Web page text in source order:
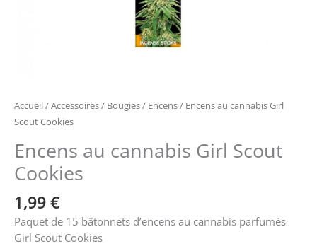
Accueil/Accessoires/ Bougies / Encens/ Encens au cannabis Girl
Scout Cookies
Encens au cannabis Girl Scout
Cookies
1,99 €
Paquet de 15 bâtonnets d’encens au cannabis parfumés
Girl Scout Cookies